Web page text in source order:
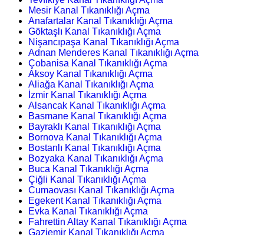
Mesir Kanal Tıkanıklığı Açma
Anafartalar Kanal Tıkanıklığı Açma
Göktaşlı Kanal Tıkanıklığı Açma
Nişancıpaşa Kanal Tıkanıklığı Açma
Adnan Menderes Kanal Tıkanıklığı Açma
Çobanisa Kanal Tıkanıklığı Açma
Aksoy Kanal Tıkanıklığı Açma
Aliağa Kanal Tıkanıklığı Açma
İzmir Kanal Tıkanıklığı Açma
Alsancak Kanal Tıkanıklığı Açma
Basmane Kanal Tıkanıklığı Açma
Bayraklı Kanal Tıkanıklığı Açma
Bornova Kanal Tıkanıklığı Açma
Bostanlı Kanal Tıkanıklığı Açma
Bozyaka Kanal Tıkanıklığı Açma
Buca Kanal Tıkanıklığı Açma
Çiğli Kanal Tıkanıklığı Açma
Cumaovası Kanal Tıkanıklığı Açma
Egekent Kanal Tıkanıklığı Açma
Evka Kanal Tıkanıklığı Açma
Fahrettin Altay Kanal Tıkanıklığı Açma
Gaziemir Kanal Tıkanıklığı Açma